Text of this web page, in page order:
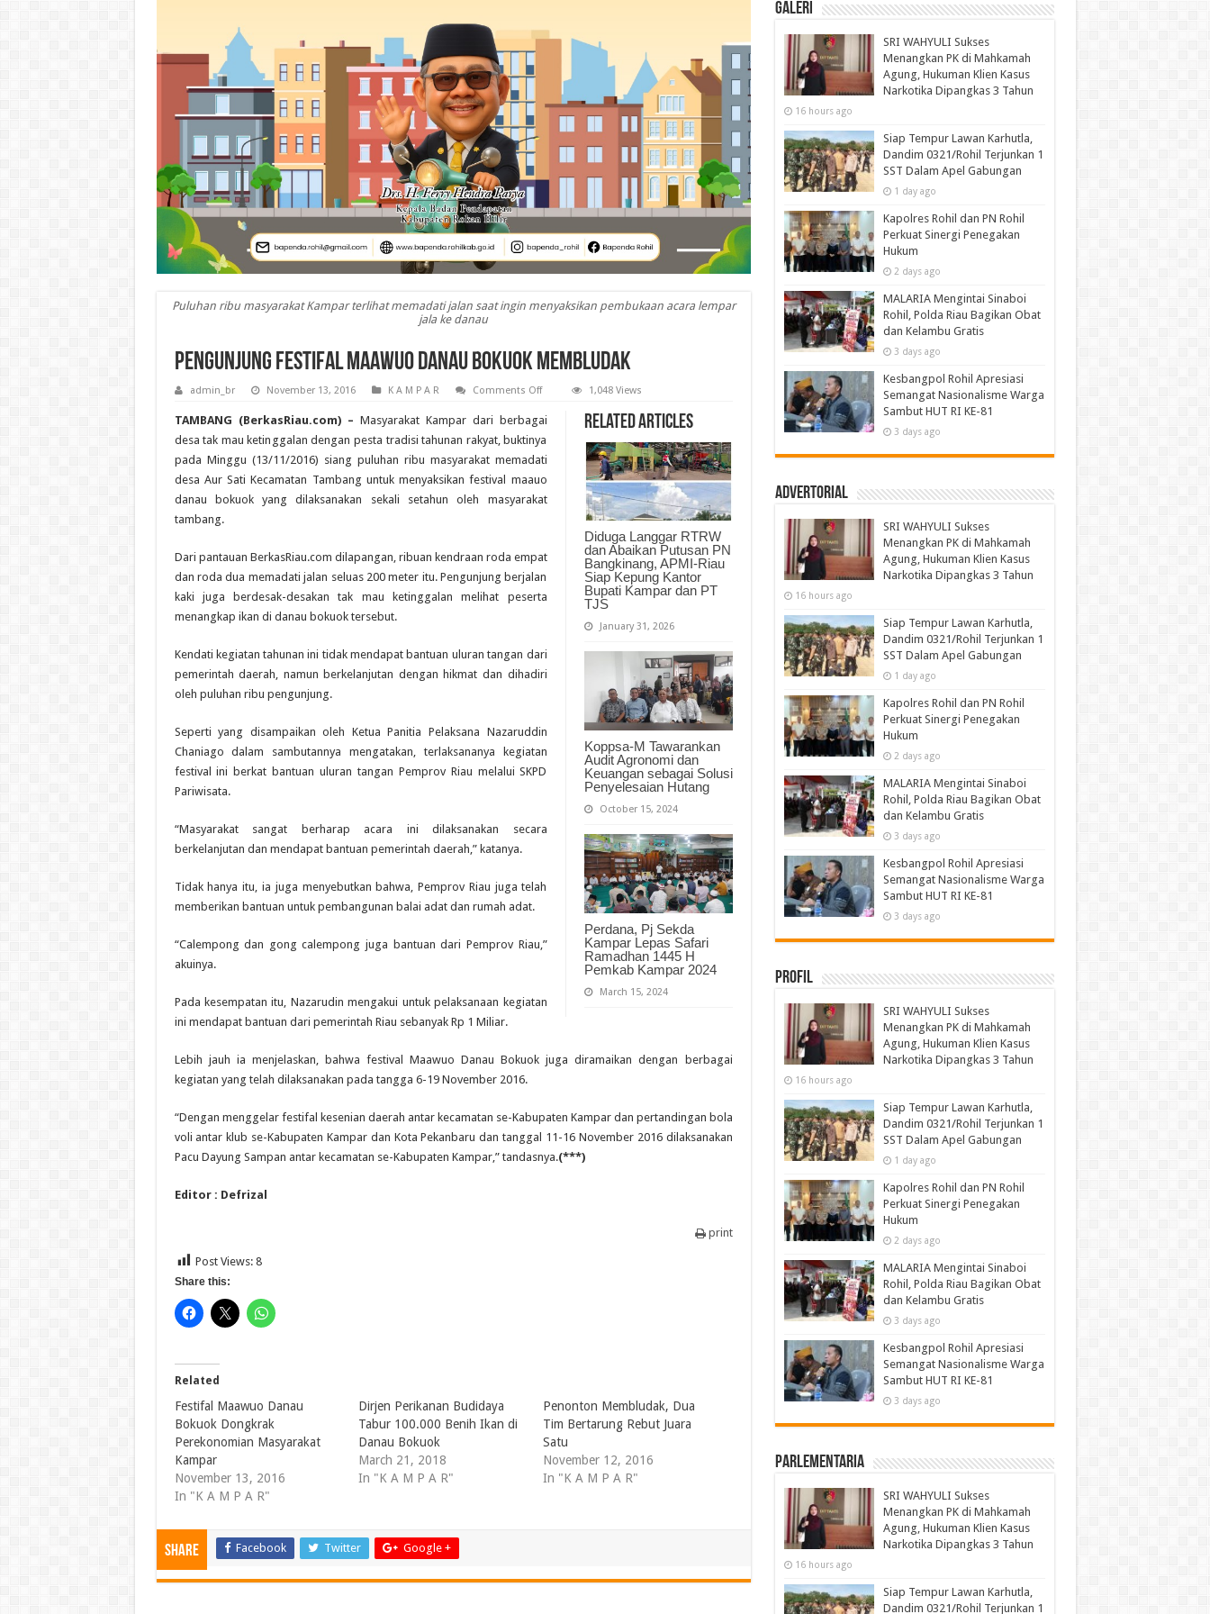
Puluhan ribu masyarakat Kampar terlihat memadati jalan saat ingin menyaksikan pembukaan acara lempar
jala ke danau
Pengunjung Festifal Maawuo Danau Bokuok Membludak
admin_br November 13, 2016 K A M P A R Comments Offon
Maawuo
Danau
Bokuok
Membludak
1,048 Views
Related Articles
Diduga Langgar RTRW
dan Abaikan Putusan PN
Bangkinang, APMI-Riau
Siap Kepung Kantor
Bupati Kampar dan PT
TJS
January 31, 2026
Koppsa-M Tawarankan
Audit Agronomi dan
Keuangan sebagai Solusi
Penyelesaian Hutang
October 15, 2024
Perdana, Pj Sekda
Kampar Lepas Safari
Ramadhan 1445 H
Pemkab Kampar 2024
March 15, 2024
TAMBANG (BerkasRiau.com) – Masyarakat Kampar dari berbagai
desa tak mau ketinggalan dengan pesta tradisi tahunan rakyat, buktinya
pada Minggu (13/11/2016) siang puluhan ribu masyarakat memadati
desa Aur Sati Kecamatan Tambang untuk menyaksikan festival maauo
danau bokuok yang dilaksanakan sekali setahun oleh masyarakat
tambang.
Dari pantauan BerkasRiau.com dilapangan, ribuan kendraan roda empat
dan roda dua memadati jalan seluas 200 meter itu. Pengunjung berjalan
kaki juga berdesak-desakan tak mau ketinggalan melihat peserta
menangkap ikan di danau bokuok tersebut.
Kendati kegiatan tahunan ini tidak mendapat bantuan uluran tangan dari
pemerintah daerah, namun berkelanjutan dengan hikmat dan dihadiri
oleh puluhan ribu pengunjung.
Seperti yang disampaikan oleh Ketua Panitia Pelaksana Nazaruddin
Chaniago dalam sambutannya mengatakan, terlaksananya kegiatan
festival ini berkat bantuan uluran tangan Pemprov Riau melalui SKPD
Pariwisata.
“Masyarakat sangat berharap acara ini dilaksanakan secara
berkelanjutan dan mendapat bantuan pemerintah daerah,” katanya.
Tidak hanya itu, ia juga menyebutkan bahwa, Pemprov Riau juga telah
memberikan bantuan untuk pembangunan balai adat dan rumah adat.
“Calempong dan gong calempong juga bantuan dari Pemprov Riau,”
akuinya.
Pada kesempatan itu, Nazarudin mengakui untuk pelaksanaan kegiatan
ini mendapat bantuan dari pemerintah Riau sebanyak Rp 1 Miliar.
Lebih jauh ia menjelaskan, bahwa festival Maawuo Danau Bokuok juga diramaikan dengan berbagai
kegiatan yang telah dilaksanakan pada tangga 6-19 November 2016.
“Dengan menggelar festifal kesenian daerah antar kecamatan se-Kabupaten Kampar dan pertandingan bola
voli antar klub se-Kabupaten Kampar dan Kota Pekanbaru dan tanggal 11-16 November 2016 dilaksanakan
Pacu Dayung Sampan antar kecamatan se-Kabupaten Kampar,” tandasnya.(***)
Editor : Defrizal
print
Post Views: 8
Share this:
Related
Festifal Maawuo Danau
Bokuok Dongkrak
Perekonomian Masyarakat
Kampar
November 13, 2016
In "K A M P A R"
Dirjen Perikanan Budidaya
Tabur 100.000 Benih Ikan di
Danau Bokuok
March 21, 2018
In "K A M P A R"
Penonton Membludak, Dua
Tim Bertarung Rebut Juara
Satu
November 12, 2016
In "K A M P A R"
Share Facebook Twitter Google +
Galeri
SRI WAHYULI Sukses
Menangkan PK di Mahkamah
Agung, Hukuman Klien Kasus
Narkotika Dipangkas 3 Tahun
16 hours ago
Siap Tempur Lawan Karhutla,
Dandim 0321/Rohil Terjunkan 1
SST Dalam Apel Gabungan
1 day ago
Kapolres Rohil dan PN Rohil
Perkuat Sinergi Penegakan
Hukum
2 days ago
MALARIA Mengintai Sinaboi
Rohil, Polda Riau Bagikan Obat
dan Kelambu Gratis
3 days ago
Kesbangpol Rohil Apresiasi
Semangat Nasionalisme Warga
Sambut HUT RI KE-81
3 days ago
Advertorial
SRI WAHYULI Sukses
Menangkan PK di Mahkamah
Agung, Hukuman Klien Kasus
Narkotika Dipangkas 3 Tahun
16 hours ago
Siap Tempur Lawan Karhutla,
Dandim 0321/Rohil Terjunkan 1
SST Dalam Apel Gabungan
1 day ago
Kapolres Rohil dan PN Rohil
Perkuat Sinergi Penegakan
Hukum
2 days ago
MALARIA Mengintai Sinaboi
Rohil, Polda Riau Bagikan Obat
dan Kelambu Gratis
3 days ago
Kesbangpol Rohil Apresiasi
Semangat Nasionalisme Warga
Sambut HUT RI KE-81
3 days ago
Profil
SRI WAHYULI Sukses
Menangkan PK di Mahkamah
Agung, Hukuman Klien Kasus
Narkotika Dipangkas 3 Tahun
16 hours ago
Siap Tempur Lawan Karhutla,
Dandim 0321/Rohil Terjunkan 1
SST Dalam Apel Gabungan
1 day ago
Kapolres Rohil dan PN Rohil
Perkuat Sinergi Penegakan
Hukum
2 days ago
MALARIA Mengintai Sinaboi
Rohil, Polda Riau Bagikan Obat
dan Kelambu Gratis
3 days ago
Kesbangpol Rohil Apresiasi
Semangat Nasionalisme Warga
Sambut HUT RI KE-81
3 days ago
Parlementaria
SRI WAHYULI Sukses
Menangkan PK di Mahkamah
Agung, Hukuman Klien Kasus
Narkotika Dipangkas 3 Tahun
16 hours ago
Siap Tempur Lawan Karhutla,
Dandim 0321/Rohil Terjunkan 1